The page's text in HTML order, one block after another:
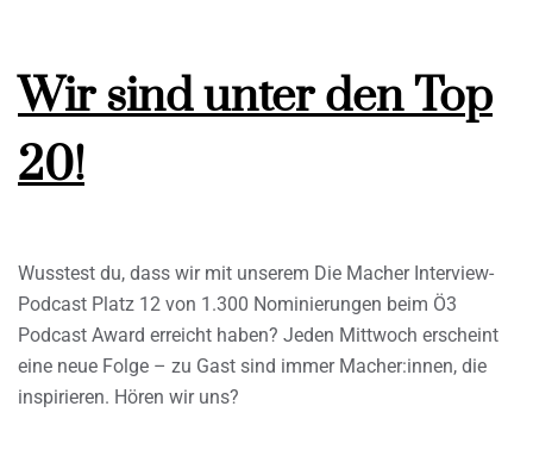
Wir sind unter den Top
20!
Wusstest du, dass wir mit unserem Die Macher Interview-
Podcast Platz 12 von 1.300 Nominierungen beim Ö3
Podcast Award erreicht haben? Jeden Mittwoch erscheint
eine neue Folge – zu Gast sind immer Macher:innen, die
inspirieren. Hören wir uns?